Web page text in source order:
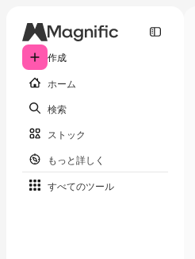
作成
ホーム
検索
ストック
もっと詳しく
すべてのツール